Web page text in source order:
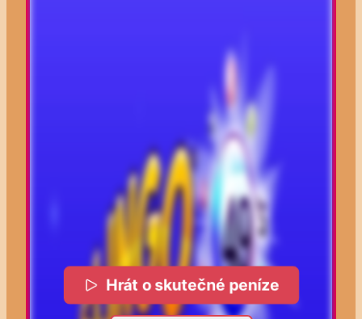
Hrát o skutečné peníze